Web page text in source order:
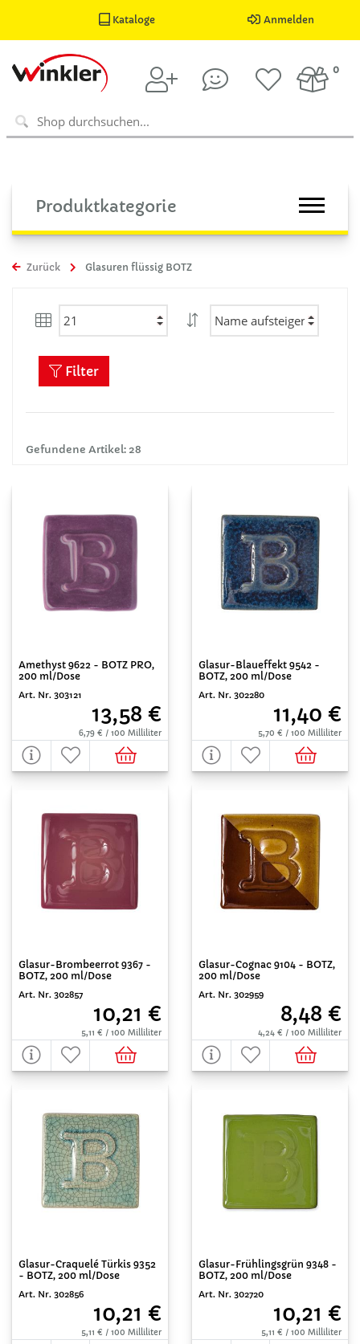
Kataloge Anmelden
0
Produktkategorie
Zurück Glasuren flüssig BOTZ
Gefundene Artikel: 28
Filter
Amethyst 9622 - BOTZ PRO,
200 ml/Dose
Art. Nr. 303121
13,58 €
6,79 € / 100 Milliliter
Glasur-Blaueffekt 9542 -
BOTZ, 200 ml/Dose
Art. Nr. 302280
11,40 €
5,70 € / 100 Milliliter
Glasur-Brombeerrot 9367 -
BOTZ, 200 ml/Dose
Art. Nr. 302857
10,21 €
5,11 € / 100 Milliliter
Glasur-Cognac 9104 - BOTZ,
200 ml/Dose
Art. Nr. 302959
8,48 €
4,24 € / 100 Milliliter
Glasur-Craquelé Türkis 9352
- BOTZ, 200 ml/Dose
Art. Nr. 302856
10,21 €
5,11 € / 100 Milliliter
Glasur-Frühlingsgrün 9348 -
BOTZ, 200 ml/Dose
Art. Nr. 302720
10,21 €
5,11 € / 100 Milliliter